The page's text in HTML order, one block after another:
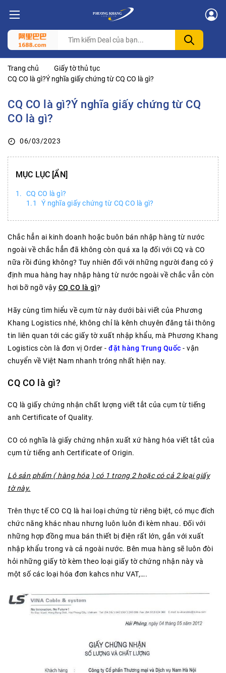
Trang chủ
Giấy tờ thủ tục
CQ CO là gì?Ý nghĩa giấy chứng từ CQ CO là gì?
CQ CO là gì?Ý nghĩa giấy chứng từ CQ
CO là gì?
06/03/2023
MỤC LỤC
CQ CO là gì?
Ý nghĩa giấy chứng từ CQ CO là gì?
Chắc hẳn ai kinh doanh hoặc buôn bán nhập hàng từ nước
ngoài về chắc hẳn đã không còn quá xa lạ đối với CQ và CO
nữa rồi đúng không? Tuy nhiên đối với những người đang có ý
định mua hàng hay nhập hàng từ nước ngoài về chắc vẫn còn
hơi bỡ ngỡ vậy CQ CO là gì?
Hãy cùng tìm hiểu về cụm từ này dưới bài viết của Phương
Khang Logistics nhé, không chỉ là kênh chuyên đăng tải thông
tin liên quan tới các giấy tờ xuất nhập khẩu, mà Phương Khang
Logistics còn là đơn vị Order - đặt hàng Trung Quốc - vận
chuyển về Việt Nam nhanh tróng nhất hiện nay.
CQ CO là gì?
CQ là giấy chứng nhận chất lượng viết tắt của cụm từ tiếng
anh Certificate of Quality.
CO có nghĩa là giấy chứng nhận xuất xứ hàng hóa viết tắt của
cụm từ tiếng anh Certificate of Origin.
Lô sản phẩm ( hàng hóa ) có 1 trong 2 hoặc có cả 2 loại giấy
tờ này.
Trên thực tế CO CQ là hai loại chứng từ riêng biệt, có mục đích
chức năng khác nhau nhưng luôn luôn đi kèm nhau. Đối với
những hợp đồng mua bán thiết bị điện rất lớn, gắn với xuất
nhập khẩu trong và cả ngoài nước. Bên mua hàng sẽ luôn đòi
hỏi những giấy tờ kèm theo loại giấy tờ chứng nhận này và
một số các loại hóa đơn kahcs như VAT,….